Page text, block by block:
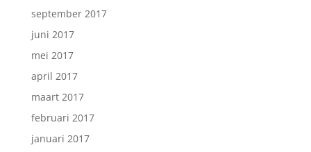
september 2017
juni 2017
mei 2017
april 2017
maart 2017
februari 2017
januari 2017